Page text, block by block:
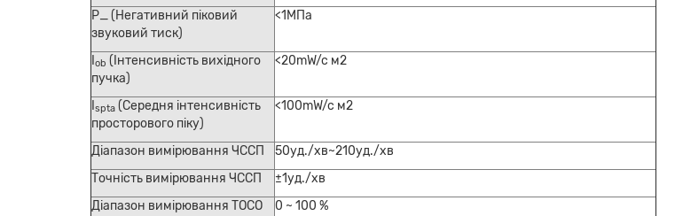
P_ (Негативний піковий
звуковий тиск)
<1МПа
ob (Інтенсивність вихідного
пучка)
<20mW/c м2
spta (Середня інтенсивність
просторового піку)
<100mW/c м2
Діапазон вимірювання ЧССП
50уд./хв~210уд./хв
Точність вимірювання ЧССП
±1уд./хв
Діапазон вимірювання TOCO
0 ~ 100 %